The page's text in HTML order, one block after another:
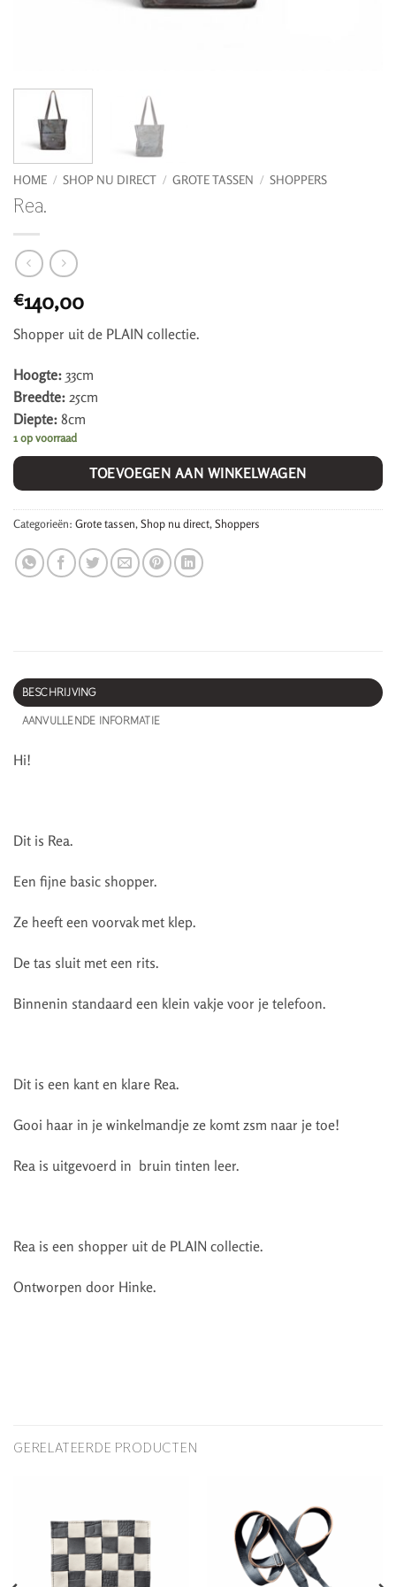
HOME / SHOP NU DIRECT / GROTE TASSEN / SHOPPERS
Rea.
€140,00
Shopper uit de PLAIN collectie.
Hoogte: 33cm
Breedte: 25cm
Diepte: 8cm
1 op voorraad
TOEVOEGEN AAN WINKELWAGEN
Categorieën: Grote tassen, Shop nu direct, Shoppers
BESCHRIJVING
AANVULLENDE INFORMATIE
Hi!
Dit is Rea.
Een fijne basic shopper.
Ze heeft een voorvak met klep.
De tas sluit met een rits.
Binnenin standaard een klein vakje voor je telefoon.
Dit is een kant en klare Rea.
Gooi haar in je winkelmandje ze komt zsm naar je toe!
Rea is uitgevoerd in bruin tinten leer.
Rea is een shopper uit de PLAIN collectie.
Ontworpen door Hinke.
GERELATEERDE PRODUCTEN